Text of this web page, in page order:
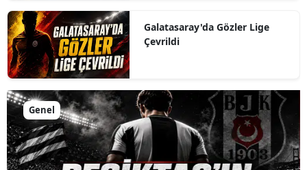
Galatasaray'da Gözler Lige
Çevrildi
Genel